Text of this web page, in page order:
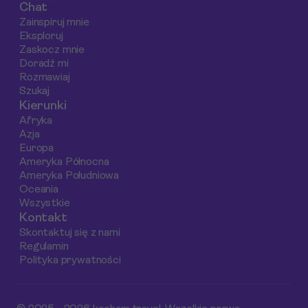
plażowanie w
Amsterdamie, a
także kilka
praktycznych
wskazówek, jak
spędzić czas w
stolicy Holandii.
Chat
Zainspiruj mnie
Eksploruj
Zaskocz mnie
Doradź mi
Rozmawiaj
Szukaj
Kierunki
Afryka
Azja
Europa
Ameryka Północna
Ameryka Południowa
Oceania
Wszystkie
Kontakt
Skontaktuj się z nami
Regulamin
Polityka prywatności